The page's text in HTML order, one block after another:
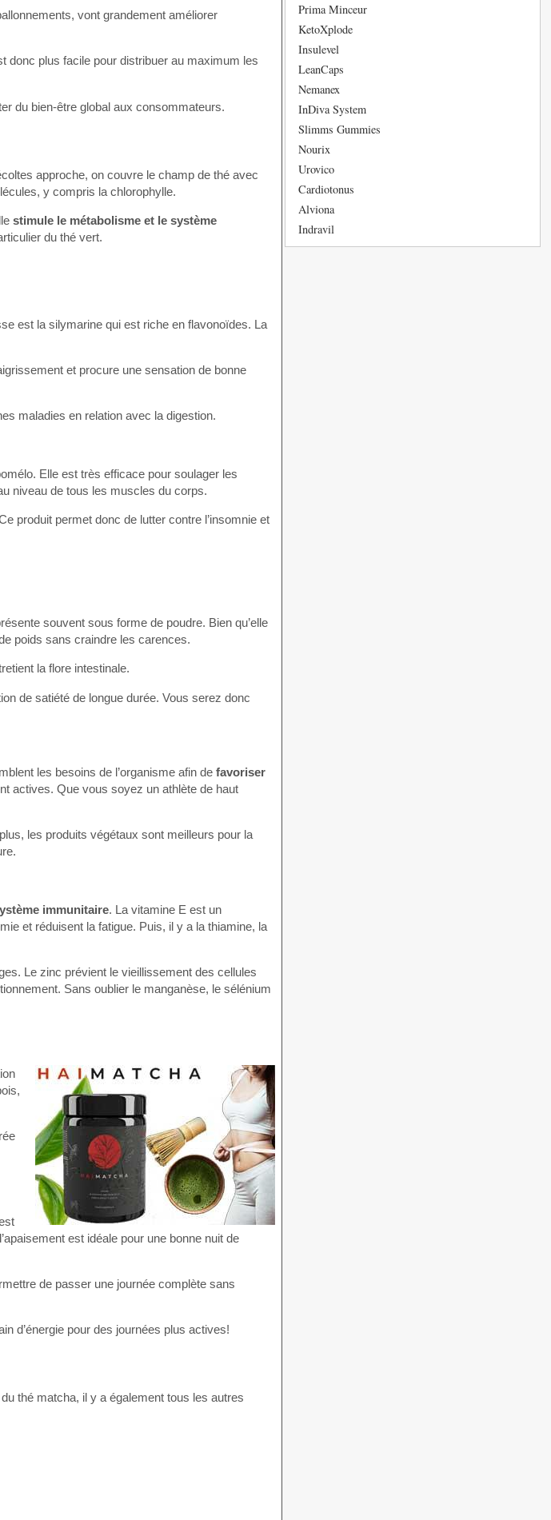
vont grandement améliorer
donc plus facile pour distribuer au maximum les
du bien-être global aux consommateurs.
approche, on couvre le champ de thé avec
y compris la chlorophylle.
stimule le métabolisme et le système
du thé vert.
est la silymarine qui est riche en flavonoïdes. La
et procure une sensation de bonne
maladies en relation avec la digestion.
Elle est très efficace pour soulager les
niveau de tous les muscles du corps.
produit permet donc de lutter contre l’insomnie et
souvent sous forme de poudre. Bien qu’elle
poids sans craindre les carences.
la flore intestinale.
de satiété de longue durée. Vous serez donc
les besoins de l’organisme afin de favoriser
actives. Que vous soyez un athlète de haut
les produits végétaux sont meilleurs pour la
immunitaire. La vitamine E est un
et réduisent la fatigue. Puis, il y a la thiamine, la
Le zinc prévient le vieillissement des cellules
Sans oublier le manganèse, le sélénium
est idéale pour une bonne nuit de
de passer une journée complète sans
d’énergie pour des journées plus actives!
thé matcha, il y a également tous les autres
Prima Minceur
KetoXplode
Insulevel
LeanCaps
Nemanex
InDiva System
Slimms Gummies
Nourix
Urovico
Cardiotonus
Alviona
Indravil